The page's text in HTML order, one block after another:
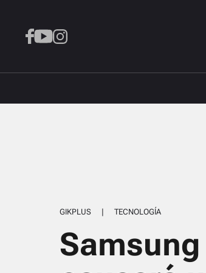
GIKPLUS | TECNOLOGÍA
Samsung